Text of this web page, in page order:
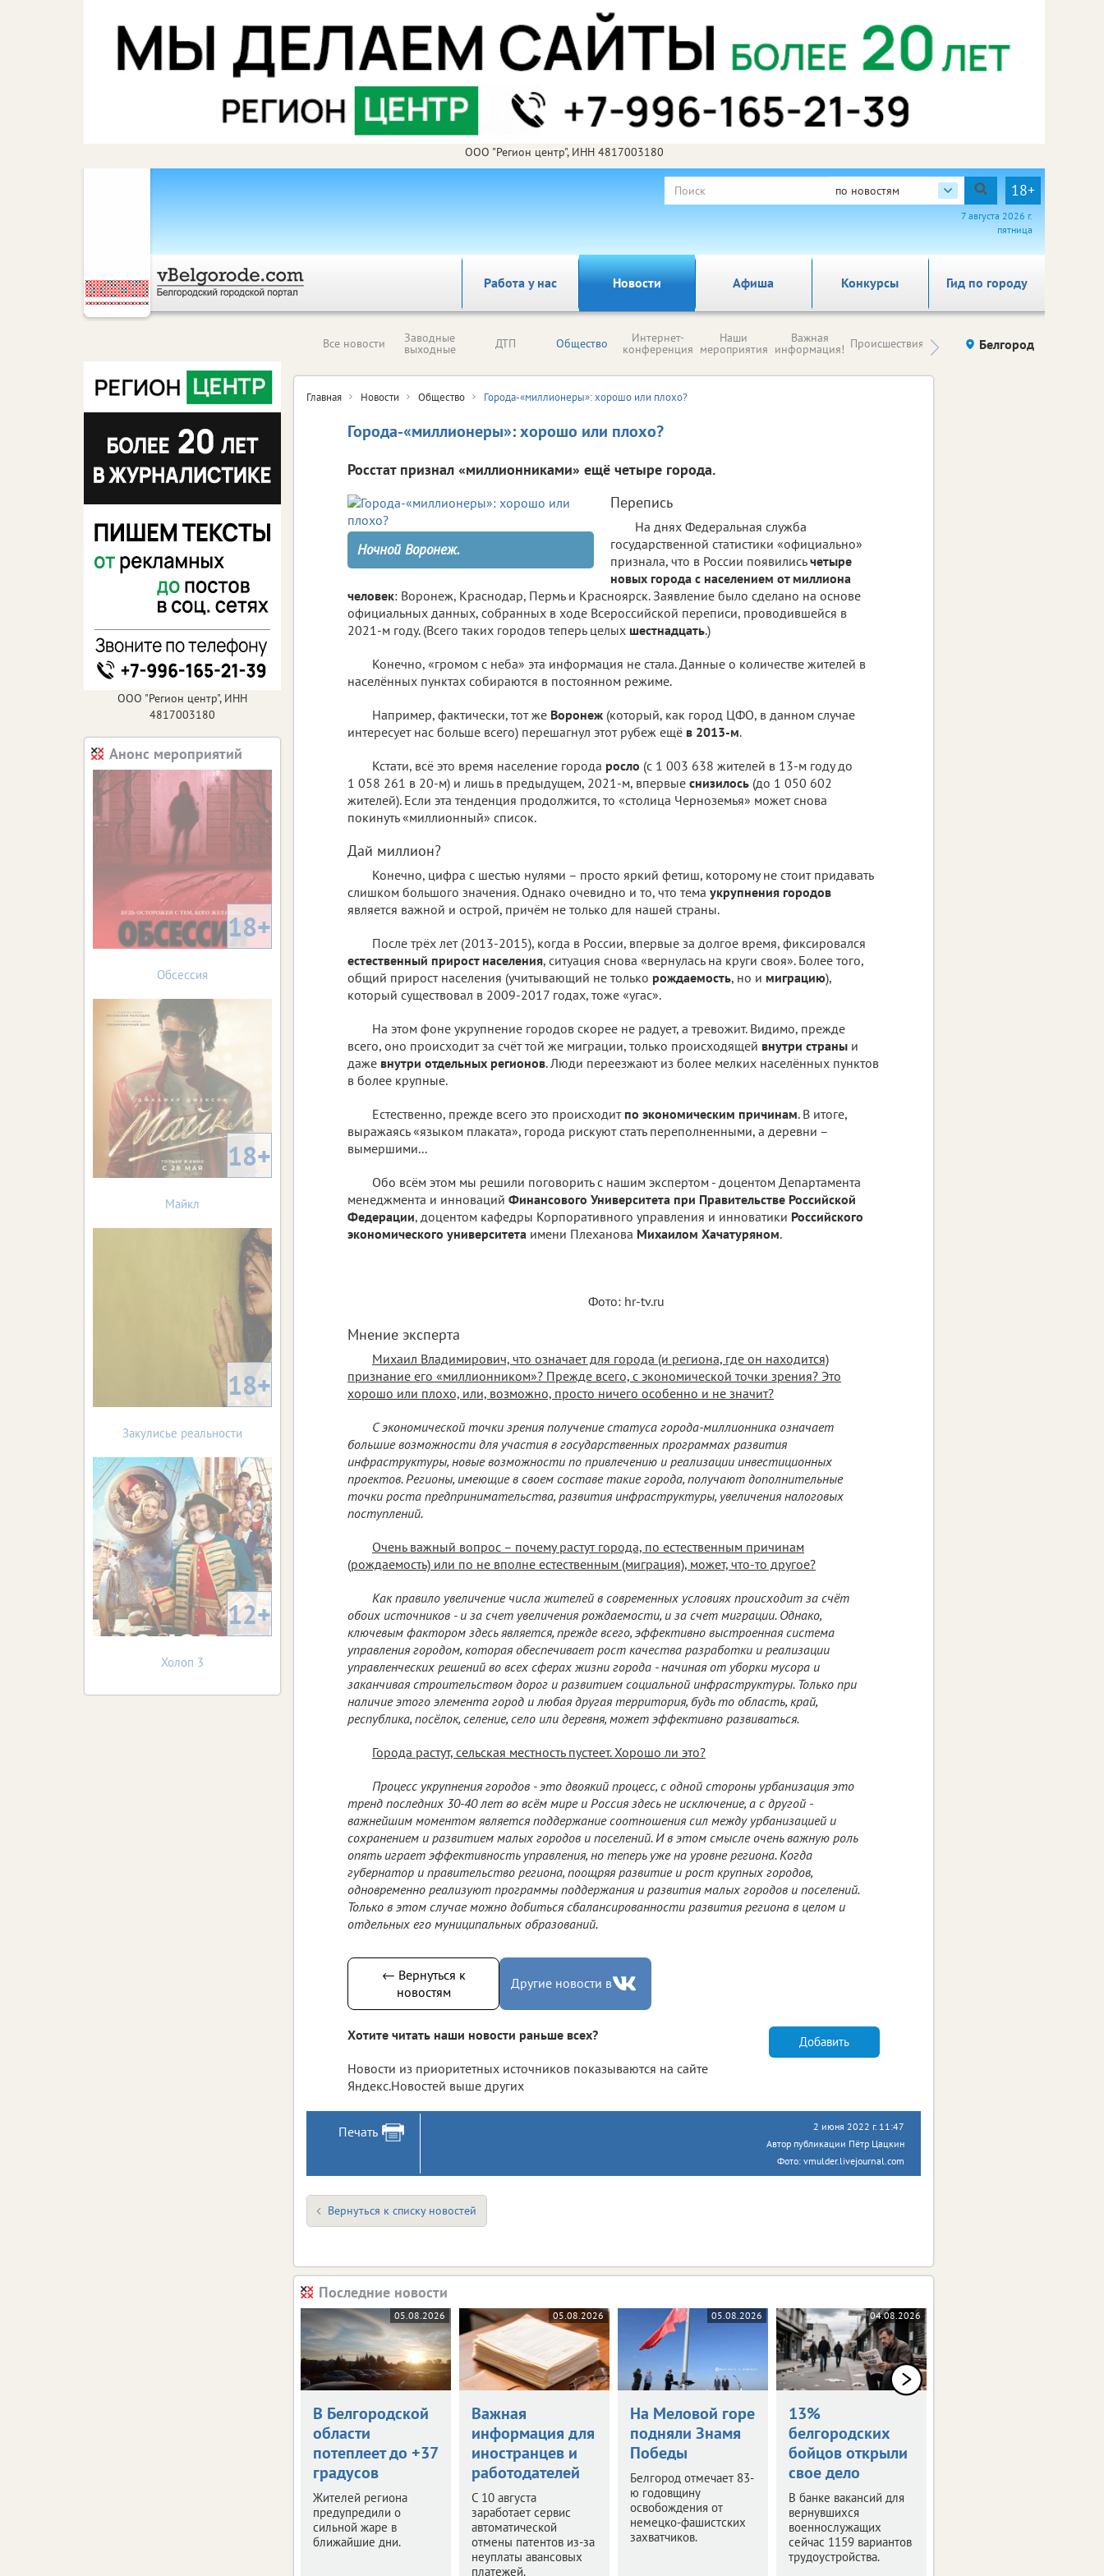
ООО "Регион центр", ИНН 4817003180
по новостям 18+
7 августа 2026 г.
пятница
Работа у нас Новости Афиша Гид по городу
Конкурсы
Все новости Заводные
выходные ДТП Общество Интернет-
конференция
Наши
мероприятия
Важная
информация! Происшествия Здоровье компаний (на
правах
Белгород
Главная Новости Общество Города-«миллионеры»: хорошо или плохо?
Города-«миллионеры»: хорошо или плохо?
Росстат признал «миллионниками» ещё четыре города.
Ночной Воронеж.
Перепись
На днях Федеральная служба
государственной статистики «официально»
признала, что в России появилисьчетыре
новых города с населением от миллиона
человек: Воронеж, Краснодар, Пермь и Красноярск. Заявление было сделано на основе
официальных данных, собранных в ходе Всероссийской переписи, проводившейся в
2021-м году. (Всего таких городов теперь целых шестнадцать.)
Конечно, «громом с неба» эта информация не стала. Данные о количестве жителей в
населённых пунктах собираются в постоянном режиме.
Например, фактически, тот же Воронеж (который, как город ЦФО, в данном случае
интересует нас больше всего) перешагнул этот рубеж ещё в 2013-м.
Кстати, всё это время население города росло (с 1 003 638 жителей в 13-м году до
1 058 261 в 20-м) и лишь в предыдущем, 2021-м, впервые снизилось (до 1 050 602
жителей). Если эта тенденция продолжится, то «столица Черноземья» может снова
покинуть «миллионный» список.
Дай миллион?
Конечно, цифра с шестью нулями – просто яркий фетиш, которому не стоит придавать
слишком большого значения. Однако очевидно и то, что тема укрупнения городов
является важной и острой, причём не только для нашей страны.
После трёх лет (2013-2015), когда в России, впервые за долгое время, фиксировался
естественный прирост населения, ситуация снова «вернулась на круги своя». Более того,
общий прирост населения (учитывающий не только рождаемость, но и миграцию),
который существовал в 2009-2017 годах, тоже «угас».
На этом фоне укрупнение городов скорее не радует, а тревожит. Видимо, прежде
всего, оно происходит за счёт той же миграции, только происходящей внутри страны и
даже внутри отдельных регионов. Люди переезжают из более мелких населённых пунктов
в более крупные.
Естественно, прежде всего это происходит по экономическим причинам. В итоге,
выражаясь «языком плаката», города рискуют стать переполненными, а деревни –
вымершими...
Обо всём этом мы решили поговорить с нашим экспертом - доцентом Департамента
менеджмента и инноваций Финансового Университета при Правительстве Российской
Федерации, доцентом кафедры Корпоративного управления и инноватики Российского
экономического университета имени Плеханова Михаилом Хачатуряном.
Фото: hr-tv.ru
Мнение эксперта
Михаил Владимирович, что означает для города (и региона, где он находится)
признание его «миллионником»? Прежде всего, с экономической точки зрения? Это
хорошо или плохо, или, возможно, просто ничего особенно и не значит?
С экономической точки зрения получение статуса города-миллионника означает
большие возможности для участия в государственных программах развития
инфраструктуры, новые возможности по привлечению и реализации инвестиционных
проектов. Регионы, имеющие в своем составе такие города, получают дополнительные
точки роста предпринимательства, развития инфраструктуры, увеличения налоговых
поступлений.
Очень важный вопрос – почему растут города, по естественным причинам
(рождаемость) или по не вполне естественным (миграция), может, что-то другое?
Как правило увеличение числа жителей в современных условиях происходит за счёт
обоих источников - и за счет увеличения рождаемости, и за счет миграции. Однако,
ключевым фактором здесь является, прежде всего, эффективно выстроенная система
управления городом, которая обеспечивает рост качества разработки и реализации
управленческих решений во всех сферах жизни города - начиная от уборки мусора и
заканчивая строительством дорог и развитием социальной инфраструктуры. Только при
наличие этого элемента город и любая другая территория, будь то область, край,
республика, посёлок, селение, село или деревня, может эффективно развиваться.
Города растут, сельская местность пустеет. Хорошо ли это?
Процесс укрупнения городов - это двоякий процесс, с одной стороны урбанизация это
тренд последних 30-40 лет во всём мире и Россия здесь не исключение, а с другой -
важнейшим моментом является поддержание соотношения сил между урбанизацией и
сохранением и развитием малых городов и поселений. И в этом смысле очень важную роль
опять играет эффективность управления, но теперь уже на уровне региона. Когда
губернатор и правительство региона, поощряя развитие и рост крупных городов,
одновременно реализуют программы поддержания и развития малых городов и поселений.
Только в этом случае можно добиться сбалансированности развития региона в целом и
отдельных его муниципальных образований.
← Вернуться к
новостям
Другие новости в
Хотите читать наши новости раньше всех?
Новости из приоритетных источников показываются на сайте
Яндекс.Новостей выше других
Добавить
Печать
2 июня 2022 г. 11:47
Автор публикации Пётр Цацкин
Фото: vmulder.livejournal.com
Вернуться к списку новостей
Последние новости
05.08.2026
В Белгородской
области
потеплеет до +37
градусов
Жителей региона
предупредили о
сильной жаре в
ближайшие дни.
05.08.2026
Важная
информация для
иностранцев и
работодателей
С 10 августа
заработает сервис
автоматической
отмены патентов из-за
неуплаты авансовых
платежей.
05.08.2026
На Меловой горе
подняли Знамя
Победы
Белгород отмечает 83-
ю годовщину
освобождения от
немецко-фашистских
захватчиков.
04.08.2026
13%
белгородских
бойцов открыли
свое дело
В банке вакансий для
вернувшихся
военнослужащих
сейчас 1159 вариантов
трудоустройства.
ООО "Регион центр", ИНН
4817003180
Анонс мероприятий
18+
Обсессия
18+
Майкл
18+
Закулисье реальности
12+
Холоп 3